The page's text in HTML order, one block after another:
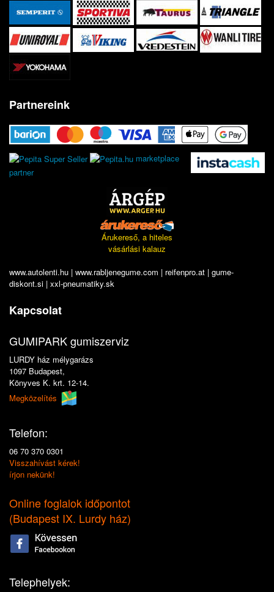
Partnereink
marketplace
partner
Árukereső, a hiteles
vásárlási kalauz
www.autolenti.hu | www.rabljenegume.com | reifenpro.at | gume-
diskont.si | xxl-pneumatiky.sk
Kapcsolat
GUMIPARK gumiszerviz
LURDY ház mélygarázs
1097 Budapest,
Könyves K. krt. 12-14.
Megközelítés
Telefon:
06 70 370 0301
Visszahívást kérek!
írjon nekünk!
Online foglalok időpontot
(Budapest IX. Lurdy ház)
Telephelyek: